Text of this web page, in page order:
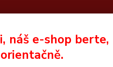
Hledat
náš e-shop berte,
orientačně.